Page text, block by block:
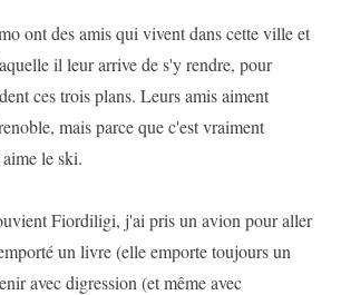
ont des amis qui vivent dans cette ville et
il leur arrive de s'y rendre, pour
ces trois plans. Leurs amis aiment
mais parce que c'est vraiment
le ski.
Fiordiligi, j'ai pris un avion pour aller
un livre (elle emporte toujours un
avec digression (et même avec